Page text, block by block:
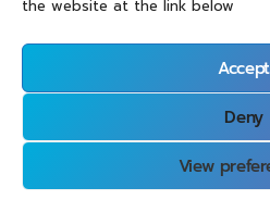
the website at the link below
Accept
Deny
View
Privacy
Investors and